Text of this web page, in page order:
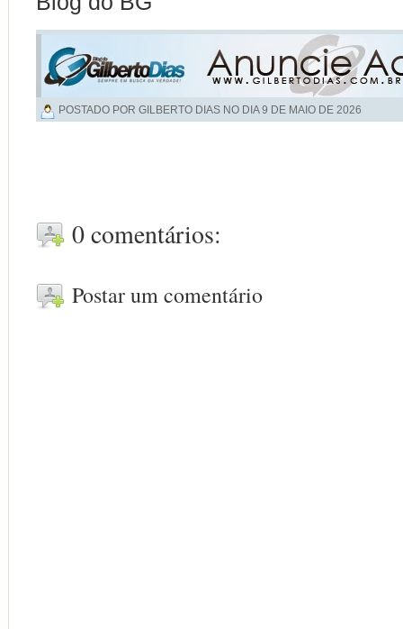
POSTADO POR GILBERTO DIAS NO DIA9 DE MAIO DE 2026
0 comentários:
Postar um comentário